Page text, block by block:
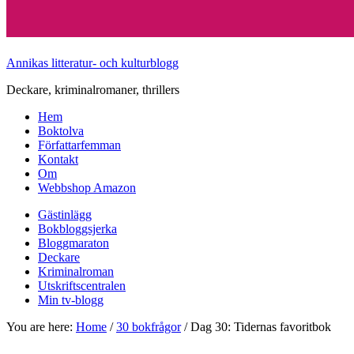
Annikas litteratur- och kulturblogg
Deckare, kriminalromaner, thrillers
Hem
Boktolva
Författarfemman
Kontakt
Om
Webbshop Amazon
Gästinlägg
Bokbloggsjerka
Bloggmaraton
Deckare
Kriminalroman
Utskriftscentralen
Min tv-blogg
You are here: Home / 30 bokfrågor /Dag 30: Tidernas favoritbok